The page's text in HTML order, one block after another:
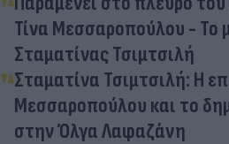
Τίνα Μεσσαροπούλου - Το
Σταματίνας Τσιμτσιλή
Σταματίνα Τσιμτσιλή: Η
Μεσσαροπούλου και το
στην Όλγα Λαφαζάνη